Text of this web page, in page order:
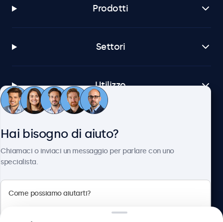
Prodotti
Settori
Utilizzo
Hai bisogno di aiuto?
Chiamaci o inviaci un messaggio per parlare con uno
specialista.